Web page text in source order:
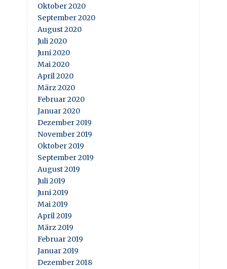
Oktober 2020
September 2020
August 2020
Juli 2020
Juni 2020
Mai 2020
April 2020
März 2020
Februar 2020
Januar 2020
Dezember 2019
November 2019
Oktober 2019
September 2019
August 2019
Juli 2019
Juni 2019
Mai 2019
April 2019
März 2019
Februar 2019
Januar 2019
Dezember 2018